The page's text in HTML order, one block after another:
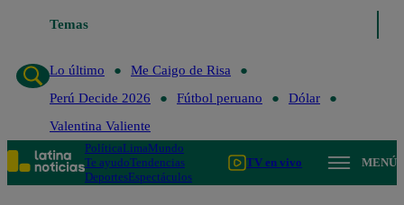
Temas
Lo último
Me Caigo de Risa
Perú Decide 2026
Fútbol peruano
Dólar
Valentina Valiente
PolíticaLimaMundo
Te ayudoTendencias
DeportesEspectáculos
TV en vivo MENÚ